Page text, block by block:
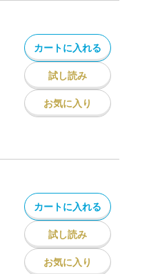
カートに入れる
試し読み
お気に入り
カートに入れる
試し読み
お気に入り